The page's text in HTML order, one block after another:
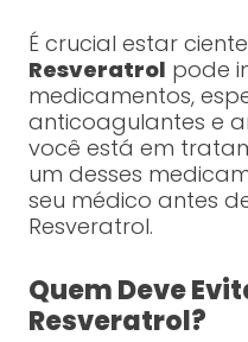
É crucial estar
Resveratrol pode
medicamentos,
anticoagulantes e
você está em
um desses
seu médico antes
Resveratrol.
Quem Deve
Resveratrol?